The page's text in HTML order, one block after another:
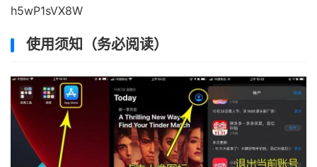
h5wP1sVX8W
使用须知（务必阅读）